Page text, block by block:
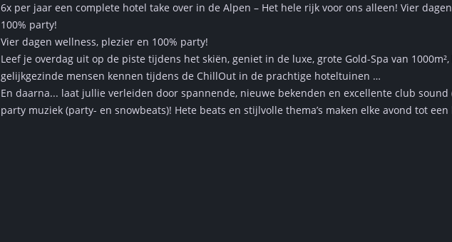
6x per jaar een complete hotel take over in de Alpen – Het hele rijk voor ons alleen! Vier
100% party!
Vier dagen wellness, plezier en 100% party!
Leef je overdag uit op de piste tijdens het skiën, geniet in de luxe, grote Gold-Spa van
gelijkgezinde mensen kennen tijdens de ChillOut in de prachtige hoteltuinen …
En daarna... laat jullie verleiden door spannende, nieuwe bekenden en excellente club sound
party muziek (party- en snowbeats)! Hete beats en stijlvolle thema’s maken elke avond tot